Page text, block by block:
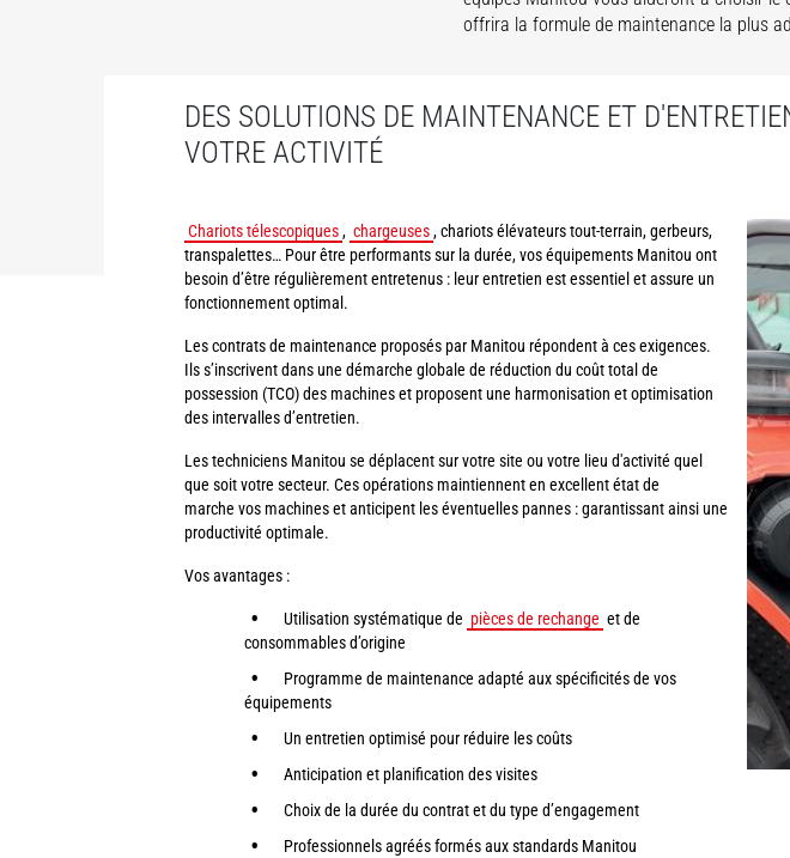
offrira la formule de maintenance la plus
DES SOLUTIONS DE MAINTENANCE ET
VOTRE ACTIVITÉ
Chariots télescopiques , chargeuses , chariots élévateurs tout-terrain, gerbeurs,
transpalettes… Pour être performants sur la durée, vos équipements Manitou ont
besoin d’être régulièrement entretenus : leur entretien est essentiel et assure un
fonctionnement optimal.
Les contrats de maintenance proposés par Manitou répondent à ces exigences.
Ils s’inscrivent dans une démarche globale de réduction du coût total de
possession (TCO) des machines et proposent une harmonisation et optimisation
des intervalles d’entretien.
Les techniciens Manitou se déplacent sur votre site ou votre lieu d'activité quel
que soit votre secteur. Ces opérations maintiennent en excellent état de
marche vos machines et anticipent les éventuelles pannes : garantissant ainsi une
productivité optimale.
Vos avantages :
Utilisation systématique de pièces de rechange et de
consommables d’origine
Programme de maintenance adapté aux spécificités de vos
équipements
Un entretien optimisé pour réduire les coûts
Anticipation et planification des visites
Choix de la durée du contrat et du type d’engagement
Professionnels agréés formés aux standards Manitou